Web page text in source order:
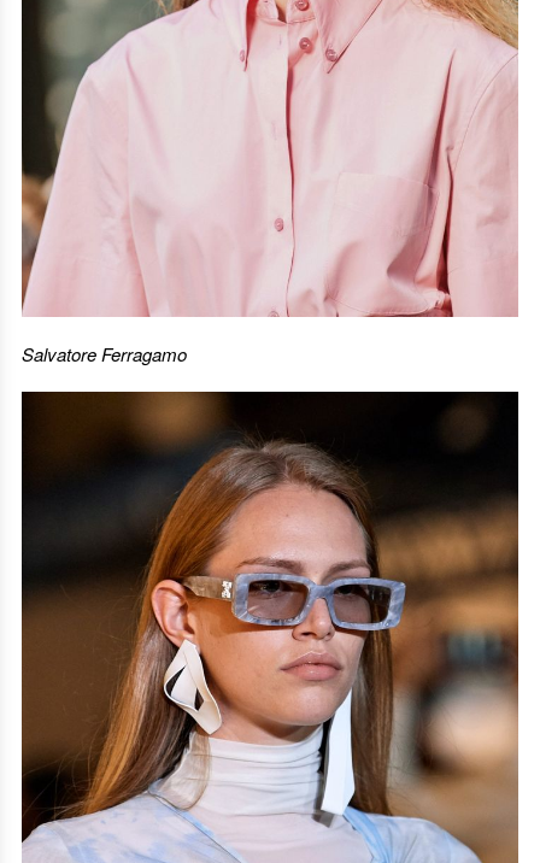
Salvatore Ferragamo